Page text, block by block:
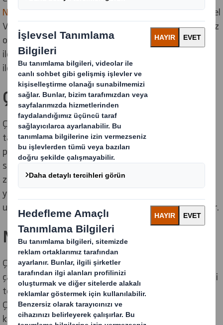
Noticeuygun olarak işlediğimizibelirtmek isteriz.Kişisel
Verilerinizin nasıl kullanıldığına dair herhangi bir sorunuz
olması durumunda, bu Metnin sonunda belirtilen
iletişim bilgilerini kullanarak Veri Gizliliği ekibiyle
iletişime geçebilirsiniz.
Çerez nedir?
Çerezler, bir web sitesini ziyaret ettiğinizde genellikle
tarayıcınızda cihazınıza kaydedilen küçük veri
parçalarıdır (metin dosyaları). Çerezler sayesinde web
sitesi sizi, tercihlerinizi ve siteyi nasıl kullandığınızı her
ziyaretinizde hatırlar. Çerezler, sitelerin daha hızlı
yüklenmesini ve içeriklerin kullanıcıya özel olarak
uyarlanmasını sağlayarak kullanıcı deneyimini iyileştirir.
Neden çerez kullanıyoruz?
Çerezler, web sitelerinin çalışmasını veya daha verimli
çalışmasını sağlamak, ayrıca farklı amaçlar için bize bilgi
temin etmek üzere yaygın olarak kullanılmaktadır.
Çerezleri hedefleme veya reklamcılık amacıyla da
kullanabiliriz. Web sitemizde veya e‑postalarımızda